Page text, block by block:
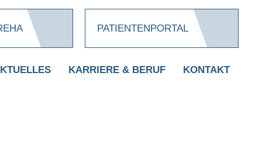
PATIENTENPORTAL
KARRIERE & BERUF KONTAKT